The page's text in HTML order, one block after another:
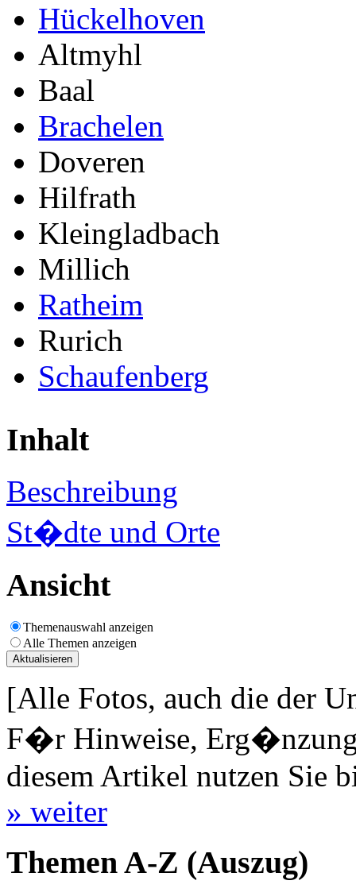
Hückelhoven
Altmyhl
Baal
Brachelen
Doveren
Hilfrath
Kleingladbach
Millich
Ratheim
Rurich
Schaufenberg
Inhalt
Beschreibung
St�dte und Orte
Ansicht
Themenauswahl anzeigen
Alle Themen anzeigen
[Alle Fotos, auch die der
F�r Hinweise,
diesem Artikel nutzen Sie
» weiter
Themen A-Z (Auszug)